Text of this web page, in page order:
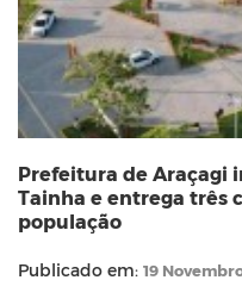
Prefeitura de Araçagi
Tainha e entrega três
população
Publicado em: 19